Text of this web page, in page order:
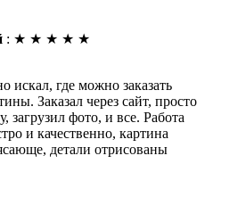
: ★ ★ ★ ★ ★
искал, где можно заказать
Заказал через сайт, просто
загрузил фото, и все. Работа
и качественно, картина
детали отрисованы